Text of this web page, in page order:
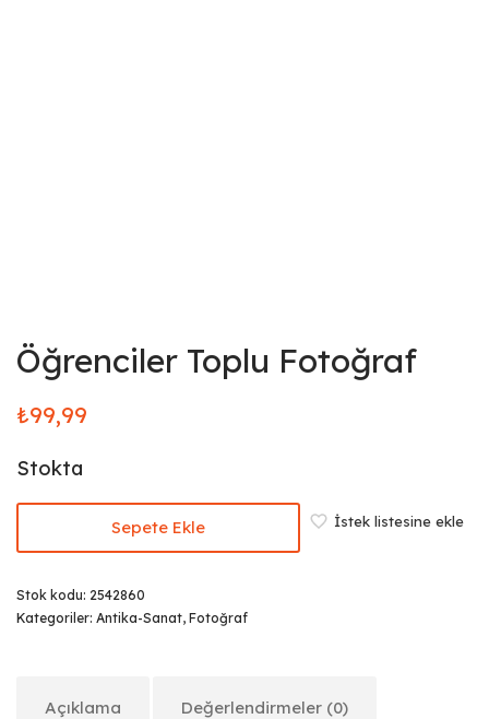
Öğrenciler Toplu Fotoğraf
₺99,99
Stokta
Sepete Ekle İstek listesine ekle
Stok kodu: 2542860
Kategoriler: Antika-Sanat, Fotoğraf
Açıklama Değerlendirmeler (0)